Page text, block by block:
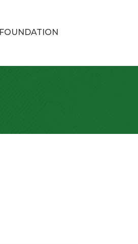
FOUNDATION